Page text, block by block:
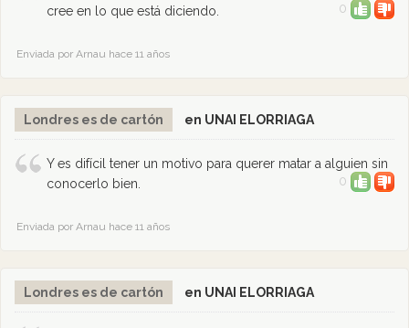
cree en lo que está diciendo.
0
Enviada por Arnau hace 11 años
Londres es de cartón en UNAI ELORRIAGA
Y es difícil tener un motivo para querer matar a alguien sin
conocerlo bien.
0
Enviada por Arnau hace 11 años
Londres es de cartón en UNAI ELORRIAGA